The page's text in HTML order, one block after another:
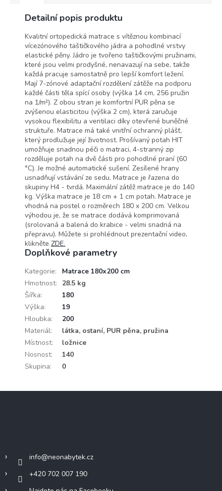
Detailní popis produktu
Kvalitní ortopedická matrace s vítěznou kombinací
vícezónového taštičkového jádra a pohodlné vrstvy
elastické pěny. Jádro je tvořeno taštičkovými pružinami,
které jsou velmi prodyšné, nenavazují na sebe, takže
každá pracuje samostatně pro lepší komfort ležení.
Mají 7-zónové adaptační rozdělení zátěže na podporu
každé části těla spící osoby (výška 14 cm, 256 pružin
na 1/m²). Z obou stran je komfortní PUR pěna se
zvýšenou elasticitou (výška 2 cm), která zaručuje
vysokou flexibilitu a ventilaci díky otevřené buněčné
struktuře. Matrace má také vnitřní ochranný plášť,
který prodlužuje její životnost. Prošívaný potah HIT
umožňuje snadnou péči o matraci, 4-stranný zip
rozděluje potah na dvě části pro pohodlné praní (60
°C). Je možné automatické sušení. Zesílené hrany
usnadňují vstávání ze sedu. Matrace je řazena do
skupiny H4 - tvrdá. Maximální zátěž matrace je do 140
kg. Výška matrace je 18 cm + 1 cm potah. Matrace je
vhodná na postel o rozměrech 180 x 200 cm. Velkou
výhodou je, že se matrace dodává komprimovaná
(srolovaná a balená do krabice - velmi snadná na
přepravu). Můžete si prohlédnout prezentační video,
klikněte ZDE.
Doplňkové parametry
Kategorie:
Matrace 180x200 cm
Hmotnost:
28.5 kg
Šířka:
180
Výška:
19
Hloubka:
200
Materiál:
látka, ostaní, PUR pěna, pružina
Místnost:
ložnice
Nosnost:
140
Skupina: 0
info@neonabytek.cz
+420 702 007 190